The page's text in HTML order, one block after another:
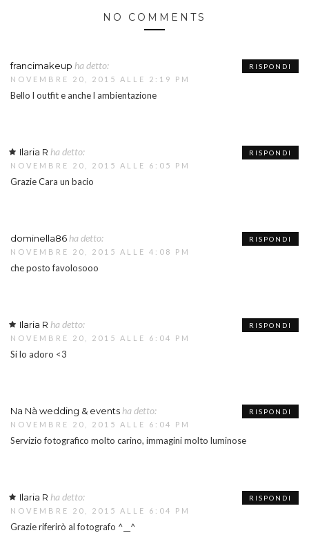
NO COMMENTS
francimakeup ha detto:
NOVEMBRE 20, 2015 ALLE 2:19 PM
Bello l outfit e anche l ambientazione
RISPONDI
Ilaria R ha detto:
NOVEMBRE 20, 2015 ALLE 6:05 PM
Grazie Cara un bacio
RISPONDI
dominella86 ha detto:
NOVEMBRE 20, 2015 ALLE 4:08 PM
che posto favolosooo
RISPONDI
Ilaria R ha detto:
NOVEMBRE 20, 2015 ALLE 6:04 PM
Si lo adoro <3
RISPONDI
Na Nà wedding & events ha detto:
NOVEMBRE 20, 2015 ALLE 6:04 PM
Servizio fotografico molto carino, immagini molto luminose
RISPONDI
Ilaria R ha detto:
NOVEMBRE 20, 2015 ALLE 6:04 PM
Grazie riferirò al fotografo ^__^
RISPONDI